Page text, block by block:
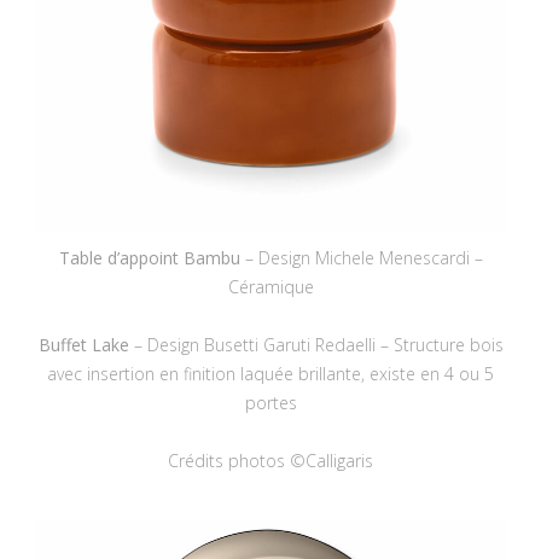
Table d’appoint Bambu – Design Michele Menescardi –
Céramique
Buffet Lake – Design Busetti Garuti Redaelli – Structure bois
avec insertion en finition laquée brillante, existe en 4 ou 5
portes
Crédits photos ©Calligaris